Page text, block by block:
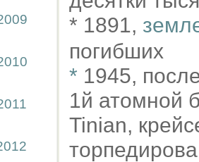
* 1891,
погибших
* 1945,
1й
Tinian,